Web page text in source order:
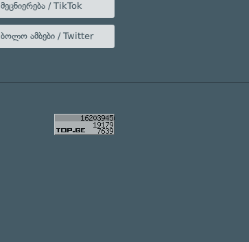
მეცნიერება / TikTok
ბოლო ამბები / Twitter